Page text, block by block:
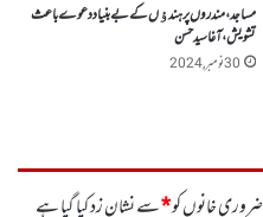
مساجد ، مندروں پر ہندﺅں کے بے بنیاد دعوے باعث
تشویش ، آغا سید حسن
30 نومبر, 2024
ضروری خانوں کو*سے نشان زد کیا گیا ہے